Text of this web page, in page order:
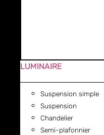
LUMINAIRE
Suspension simple
Suspension
Chandelier
Semi-plafonnier